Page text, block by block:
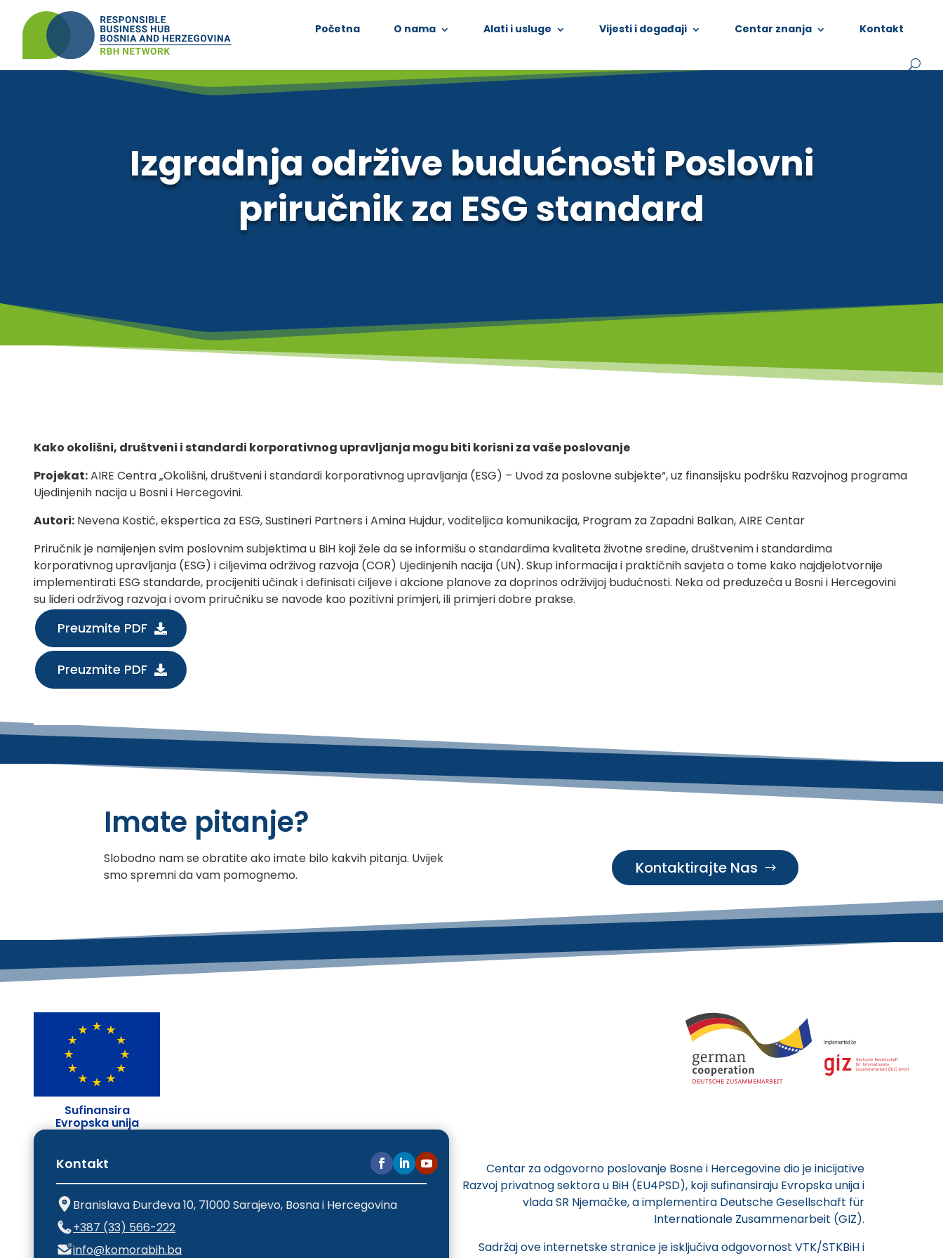
Početna O nama Alati i usluge Vijesti i događaji Centar znanja Kontakt
Izgradnja održive budućnosti Poslovni
priručnik za ESG standard
Kako okolišni, društveni i standardi korporativnog upravljanja mogu biti korisni za vaše poslovanje
Projekat:AIRE Centra „Okolišni, društveni i standardi korporativnog upravljanja (ESG) – Uvod za poslovne subjekte“, uz finansijsku podršku Razvojnog programa
Ujedinjenih nacija u Bosni i Hercegovini.
Autori: Nevena Kostić, ekspertica za ESG, Sustineri Partners i Amina Hujdur, voditeljica komunikacija, Program za Zapadni Balkan, AIRE Centar
Priručnik je namijenjen svim poslovnim subjektima u BiH koji žele da se informišu o standardima kvaliteta životne sredine, društvenim i standardima
korporativnog upravljanja (ESG) i ciljevima održivog razvoja (COR) Ujedinjenih nacija (UN). Skup informacija i praktičnih savjeta o tome kako najdjelotvornije
implementirati ESG standarde, procijeniti učinak i definisati ciljeve i akcione planove za doprinos održivijoj budućnosti. Neka od preduzeća u Bosni i Hercegovini
su lideri održivog razvoja i ovom priručniku se navode kao pozitivni primjeri, ili primjeri dobre prakse.
Preuzmite PDF
Preuzmite PDF
Imate pitanje?
Slobodno nam se obratite ako imate bilo kakvih pitanja. Uvijek
smo spremni da vam pomognemo.
Kontaktirajte Nas
Sufinansira
Evropska unija
Kontakt
Branislava Đurđeva 10, 71000 Sarajevo, Bosna i Hercegovina
+387 (33) 566-222
info@komorabih.ba
Centar za odgovorno poslovanje Bosne i Hercegovine dio je inicijative
Razvoj privatnog sektora u BiH (EU4PSD), koji sufinansiraju Evropska unija i
vlada SR Njemačke, a implementira Deutsche Gesellschaft für
Internationale Zusammenarbeit (GIZ).
Sadržaj ove internetske stranice je isključiva odgovornost VTK/STKBiH i